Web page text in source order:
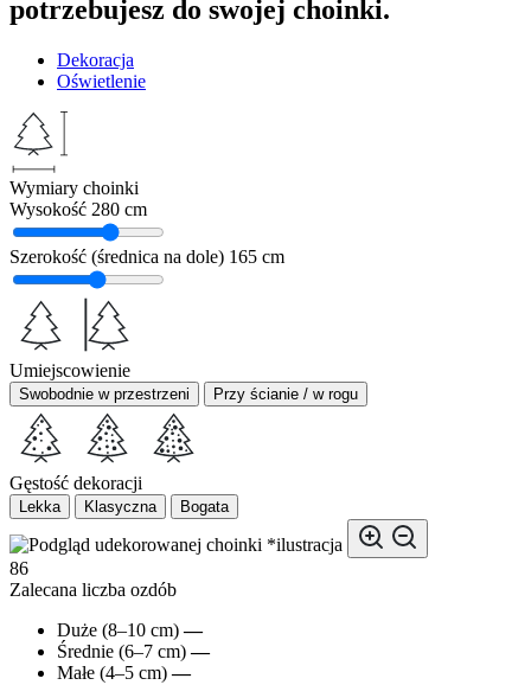
potrzebujesz do swojej choinki.
Dekoracja
Oświetlenie
Wymiary choinki
Wysokość 280 cm
Szerokość (średnica na dole) 165 cm
Umiejscowienie
Swobodnie w przestrzeni Przy ścianie / w rogu
Gęstość dekoracji
Lekka Klasyczna Bogata
*ilustracja
86
Zalecana liczba ozdób
Duże (8–10 cm) —
Średnie (6–7 cm) —
Małe (4–5 cm) —